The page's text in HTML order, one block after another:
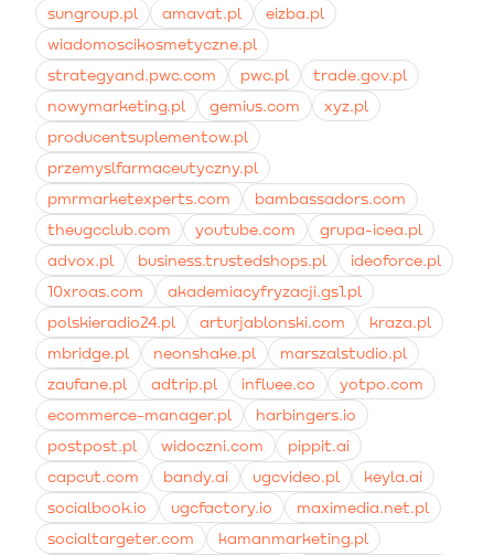
sungroup.pl
amavat.pl
eizba.pl
wiadomoscikosmetyczne.pl
strategyand.pwc.com
pwc.pl
trade.gov.pl
nowymarketing.pl
gemius.com
xyz.pl
producentsuplementow.pl
przemyslfarmaceutyczny.pl
pmrmarketexperts.com
bambassadors.com
theugcclub.com
youtube.com
grupa-icea.pl
advox.pl
business.trustedshops.pl
ideoforce.pl
10xroas.com
akademiacyfryzacji.gs1.pl
polskieradio24.pl
arturjablonski.com
kraza.pl
mbridge.pl
neonshake.pl
marszalstudio.pl
zaufane.pl
adtrip.pl influee.co
yotpo.com
ecommerce-manager.pl
harbingers.io
postpost.pl
widoczni.com
pippit.ai
capcut.com
bandy.ai ugcvideo.pl
keyla.ai
socialbook.io
ugcfactory.io
maximedia.net.pl
socialtargeter.com
kamanmarketing.pl